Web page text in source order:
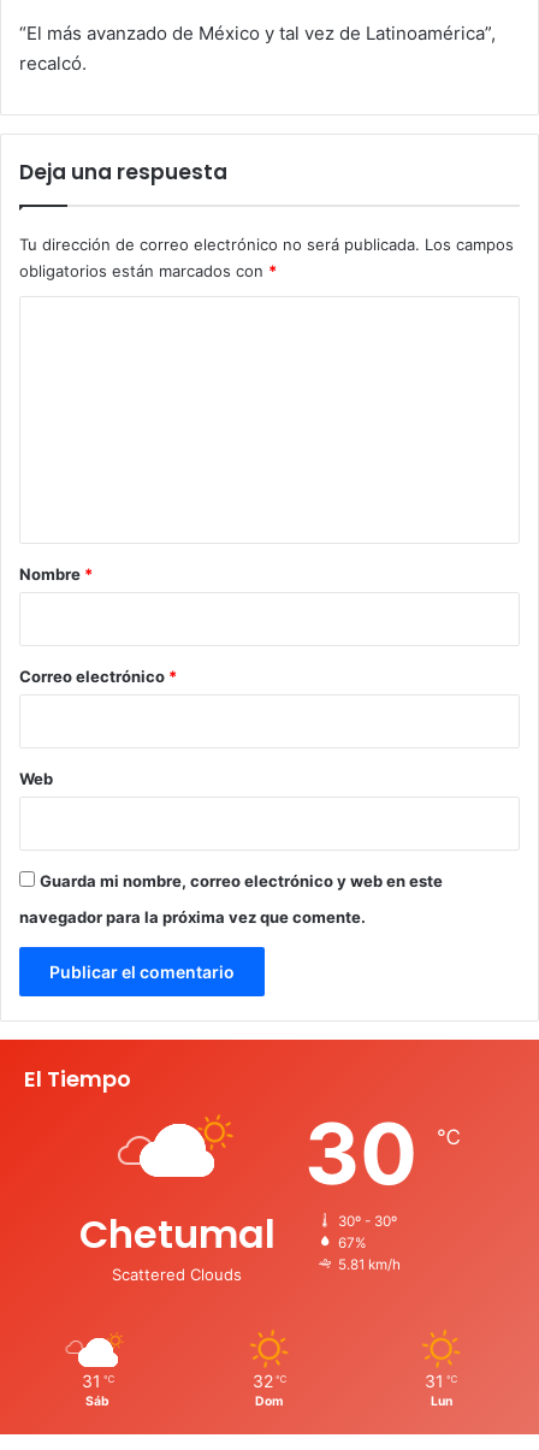
“El más avanzado de México y tal vez de Latinoamérica”,
recalcó.
Deja una respuesta
Tu dirección de correo electrónico no será publicada. Los campos
obligatorios están marcados con *
r
*
Nombre *
Correo electrónico *
Web
Guarda mi nombre, correo electrónico y web en este
navegador para la próxima vez que comente.
El Tiempo
Chetumal
Scattered Clouds
30 ℃
30º - 30º
67%
5.81 km/h
31 ℃
Sáb
32 ℃
Dom
31 ℃
Lun